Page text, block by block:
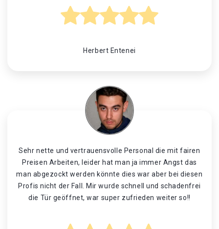
Herbert Entenei
Sehr nette und vertrauensvolle Personal die mit fairen
Preisen Arbeiten, leider hat man ja immer Angst das
man abgezockt werden könnte dies war aber bei diesen
Profis nicht der Fall. Mir wurde schnell und schadenfrei
die Tür geöffnet, war super zufrieden weiter so!!